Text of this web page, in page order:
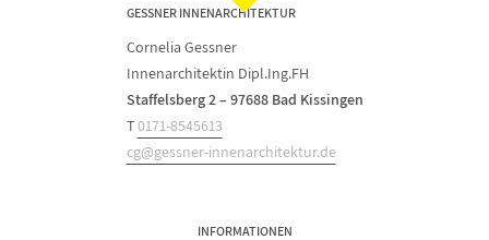
GESSNER INNENARCHITEKTUR
Cornelia Gessner
Innenarchitektin Dipl.Ing.FH
Staffelsberg 2 – 97688 Bad Kissingen
T0171-8545613
cg@gessner-innenarchitektur.de
INFORMATIONEN